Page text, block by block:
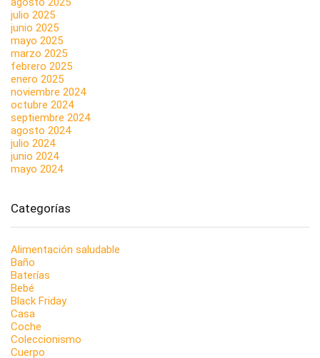
julio 2025
junio 2025
mayo 2025
marzo 2025
febrero 2025
enero 2025
noviembre 2024
octubre 2024
septiembre 2024
agosto 2024
julio 2024
junio 2024
mayo 2024
Categorías
Alimentación saludable
Baño
Baterías
Bebé
Black Friday
Casa
Coche
Coleccionismo
Cuerpo